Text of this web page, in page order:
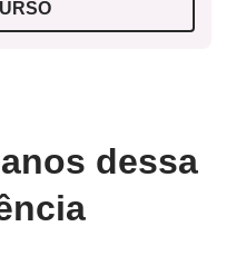
dessa